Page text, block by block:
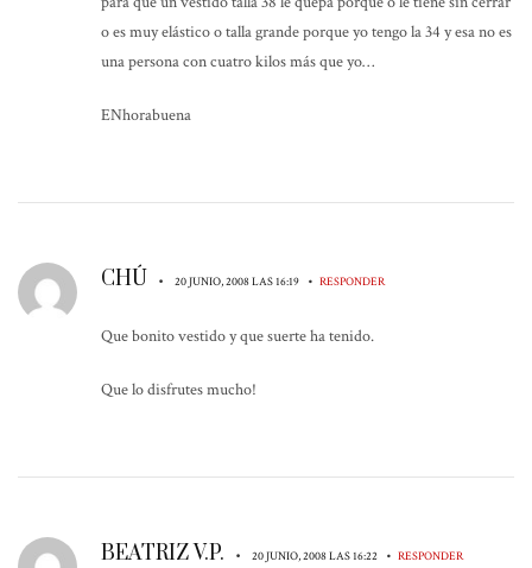
o es muy elástico o talla grande porque yo tengo la 34 y esa no es
una persona con cuatro kilos más que yo…
ENhorabuena
CHÚ • 20 JUNIO, 2008 LAS 16:19 • RESPONDER
Que bonito vestido y que suerte ha tenido.
Que lo disfrutes mucho!
BEATRIZ V.P. • 20 JUNIO, 2008 LAS 16:22 • RESPONDER